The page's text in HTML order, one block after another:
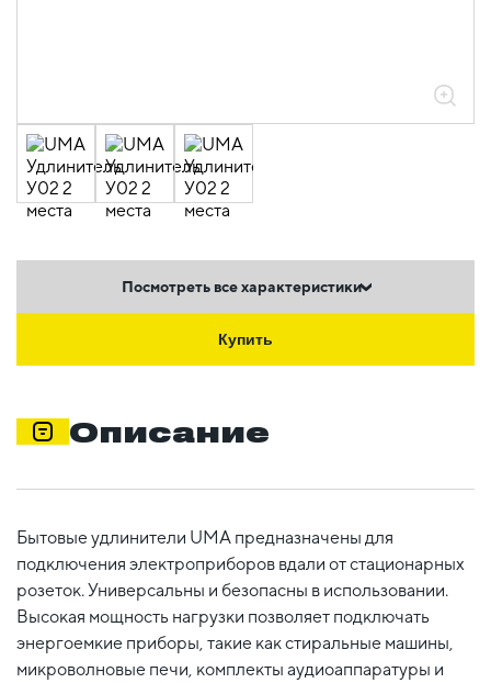
Посмотреть все характеристики
Купить
Описание
Бытовые удлинители UMA предназначены для
подключения электроприборов вдали от стационарных
розеток. Универсальны и безопасны в использовании.
Высокая мощность нагрузки позволяет подключать
энергоемкие приборы, такие как стиральные машины,
микроволновые печи, комплекты аудиоаппаратуры и